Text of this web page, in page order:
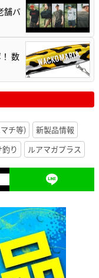
舗バ
数
チ等)
新製品情報
釣り ルアマガプラス